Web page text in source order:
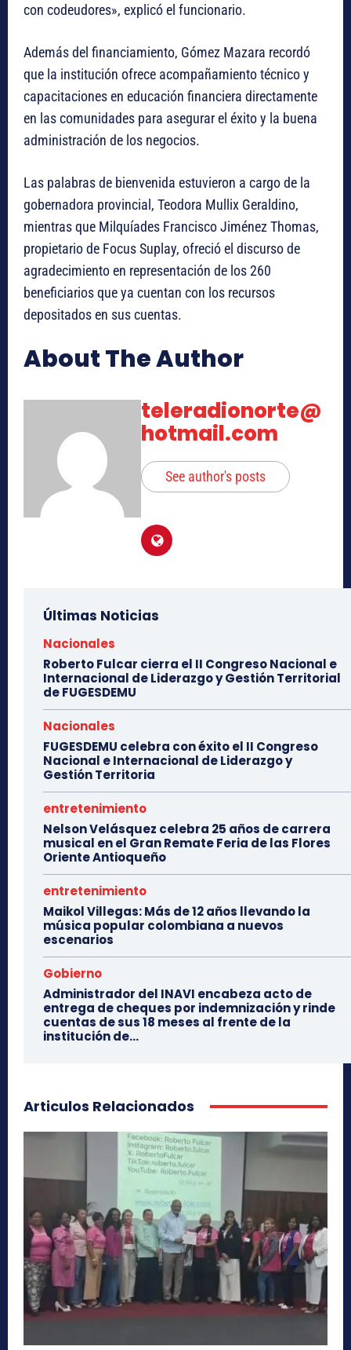
con codeudores», explicó el funcionario.
Además del financiamiento, Gómez Mazara recordó
que la institución ofrece acompañamiento técnico y
capacitaciones en educación financiera directamente
en las comunidades para asegurar el éxito y la buena
administración de los negocios.
Las palabras de bienvenida estuvieron a cargo de la
gobernadora provincial, Teodora Mullix Geraldino,
mientras que Milquíades Francisco Jiménez Thomas,
propietario de Focus Suplay, ofreció el discurso de
agradecimiento en representación de los 260
beneficiarios que ya cuentan con los recursos
depositados en sus cuentas.
About The Author
teleradionorte@
hotmail.com
See author's posts
Últimas Noticias
Nacionales
Roberto Fulcar cierra el II Congreso Nacional e
Internacional de Liderazgo y Gestión Territorial
de FUGESDEMU
Nacionales
FUGESDEMU celebra con éxito el II Congreso
Nacional e Internacional de Liderazgo y
Gestión Territoria
entretenimiento
Nelson Velásquez celebra 25 años de carrera
musical en el Gran Remate Feria de las Flores
Oriente Antioqueño
entretenimiento
Maikol Villegas: Más de 12 años llevando la
música popular colombiana a nuevos
escenarios
Gobierno
Administrador del INAVI encabeza acto de
entrega de cheques por indemnización y rinde
cuentas de sus 18 meses al frente de la
institución de...
Articulos Relacionados